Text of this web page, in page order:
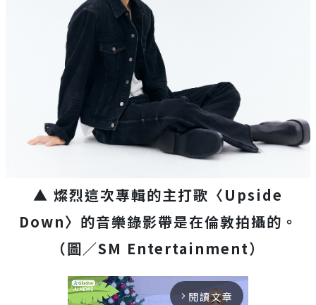
▲ 燦烈這次專輯的主打歌〈Upside
Down〉的音樂錄影帶是在倫敦拍攝的 。
（圖／SM Entertainment）
arrow_forward_ios 閱讀文章